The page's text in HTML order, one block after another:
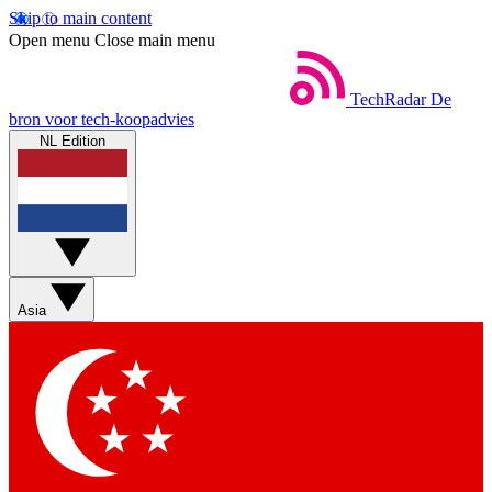
Skip to main content
Open menu Close main menu
TechRadar De
bron voor tech-koopadvies
NL Edition
Asia